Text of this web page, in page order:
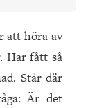
att höra av
Har fått så
Står där
Är det